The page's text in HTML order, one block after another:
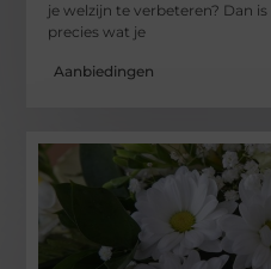
je welzijn te verbeteren? Dan
precies wat je
Aanbiedingen